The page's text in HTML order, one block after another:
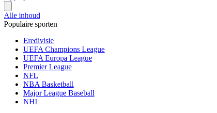
Alle inhoud
Populaire sporten
Eredivisie
UEFA Champions League
UEFA Europa League
Premier League
NFL
NBA Basketball
Major League Baseball
NHL